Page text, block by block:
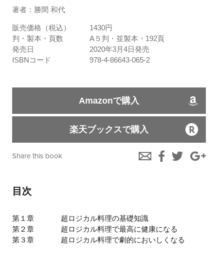
著者：勝間 和代
販売価格（税込）
1430円
判・製本・頁数
A５判・並製本・192頁
発売日
2020年3月4日発売
ISBNコード
978-4-86643-065-2
Amazonで購入
楽天ブックスで購入
Share this book
目次
第１章
超ロジカル料理の基礎知識
第２章
超ロジカル料理で最高に健康になる
第３章
超ロジカル料理で劇的においしくなる